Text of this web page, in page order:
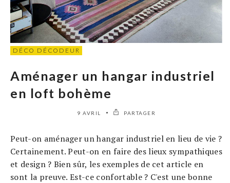
DÉCO DÉCODEUR
Aménager un hangar industriel
en loft bohème
9 AVRIL PARTAGER
Peut-on aménager un hangar industriel en lieu de vie ?
Certainement. Peut-on en faire des lieux sympathiques
et design ? Bien sûr, les exemples de cet article en
sont la preuve. Est-ce confortable ? C'est une bonne